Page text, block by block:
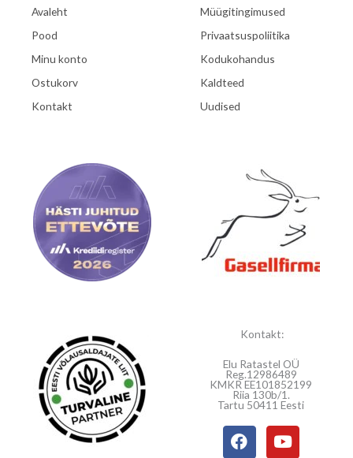
Avaleht
Pood
Minu konto
Ostukorv
Kontakt
Müügitingimused
Privaatsuspoliitika
Kodukohandus
Kaldteed
Uudised
Kontakt:
Elu Ratastel OÜ
Reg.12986489
KMKR EE101852199
Riia 130b/1.
Tartu 50411 Eesti
F
a
Y
o